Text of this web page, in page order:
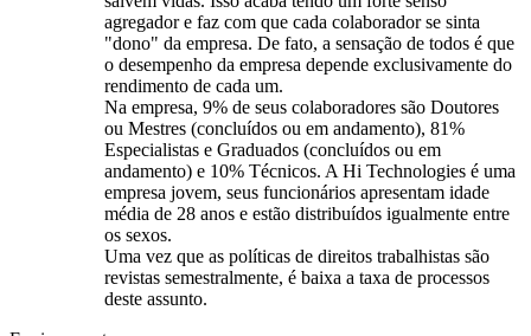
agregador e faz com que cada colaborador se sinta
"dono" da empresa. De fato, a sensação de todos é que
o desempenho da empresa depende exclusivamente do
rendimento de cada um.
Na empresa, 9% de seus colaboradores são Doutores
ou Mestres (concluídos ou em andamento), 81%
Especialistas e Graduados (concluídos ou em
andamento) e 10% Técnicos. A Hi Technologies é uma
empresa jovem, seus funcionários apresentam idade
média de 28 anos e estão distribuídos igualmente entre
os sexos.
Uma vez que as políticas de direitos trabalhistas são
revistas semestralmente, é baixa a taxa de processos
deste assunto.